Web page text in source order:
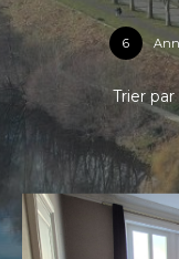
6
Trier par